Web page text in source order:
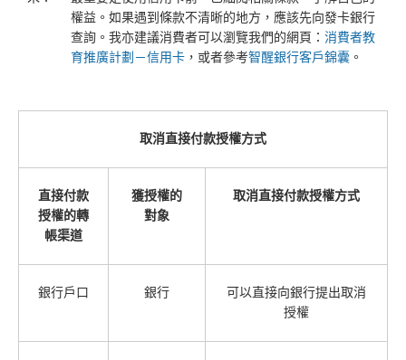
權益。如果遇到條款不清晰的地方，應該先向發卡銀行
查詢。我亦建議消費者可以瀏覽我們的網頁： 消費者教
育推廣計劃－信用卡 ，或者參考智醒銀行客戶錦囊 。
取消直接付款授權方式
直接付款
授權的轉
帳渠道
獲授權的
對象
取消直接付款授權方式
銀行戶口 銀行
可以直接向銀行提出取消
授權